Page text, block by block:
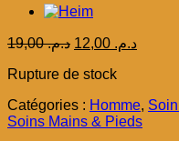
د.م.19,00
Le
initial
د.م. 19,00.
د.م.Le
Rupture de stock
Catégories : Homme,
Soins Mains & Pieds